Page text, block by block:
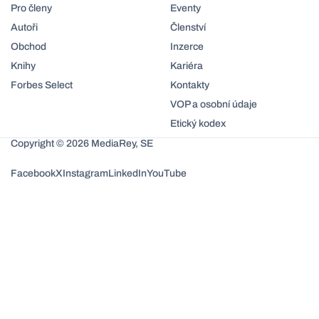
Pro členy
Autoři
Obchod
Knihy
Forbes Select
Eventy
Členství
Inzerce
Kariéra
Kontakty
VOP a osobní údaje
Etický kodex
Copyright © 2026 MediaRey, SE
FacebookXInstagramLinkedInYouTube